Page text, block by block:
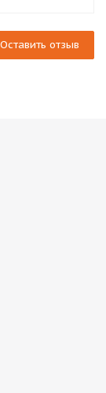
Оставить отзыв